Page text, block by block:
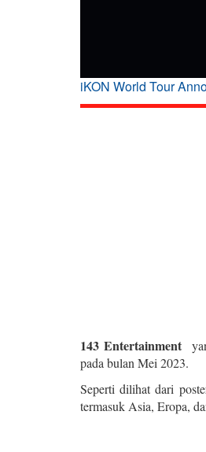
iKON World Tour
143 Entertainment
pada bulan Mei 2023.
Seperti dilihat dari
termasuk Asia, Eropa,